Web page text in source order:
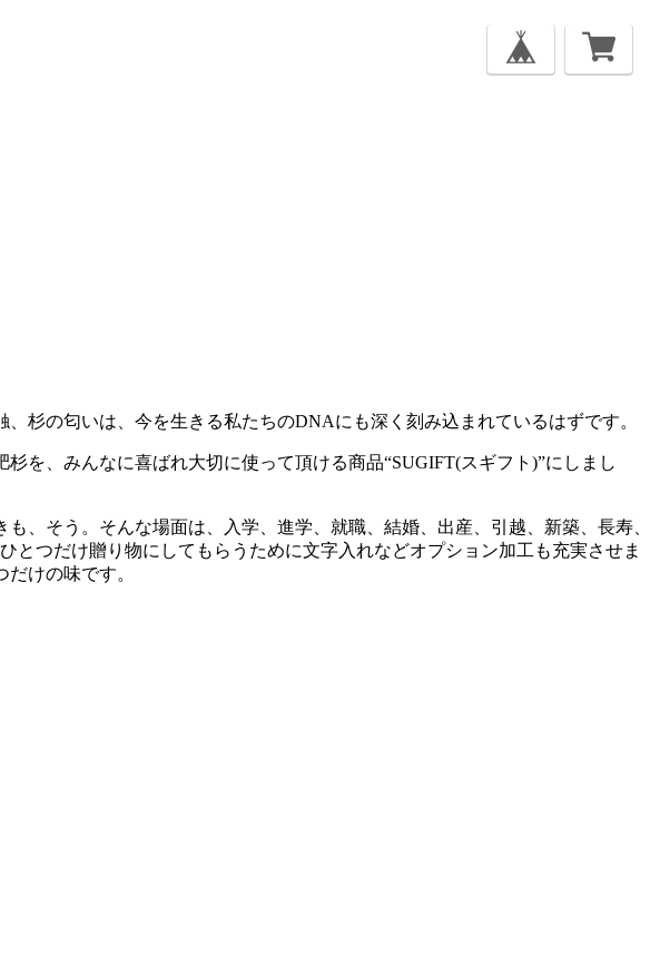
杉の匂いは、今を生きる私たちのDNAにも深く刻み込まれているはずです。
を、みんなに喜ばれ大切に使って頂ける商品“SUGIFT(スギフト)”にしまし
、そう。そんな場面は、入学、進学、就職、結婚、出産、引越、新築、長寿、
つだけ贈り物にしてもらうために文字入れなどオプション加工も充実させま
けの味です。